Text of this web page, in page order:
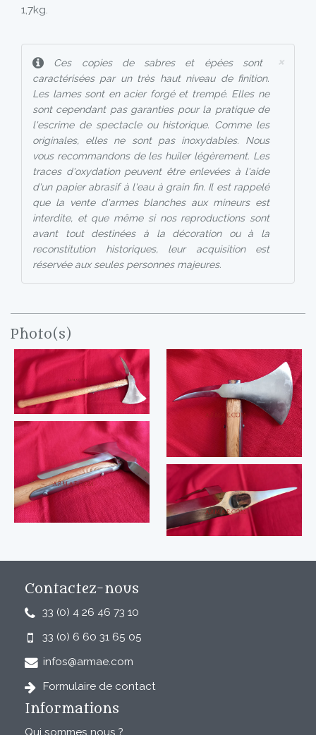
1,7kg.
×
Ces copies de sabres et épées sont
caractérisées par un très haut niveau de finition.
Les lames sont en acier forgé et trempé. Elles ne
sont cependant pas garanties pour la pratique de
l'escrime de spectacle ou historique. Comme les
originales, elles ne sont pas inoxydables. Nous
vous recommandons de les huiler légèrement. Les
traces d'oxydation peuvent être enlevées à l'aide
d'un papier abrasif à l'eau à grain fin. Il est rappelé
que la vente d'armes blanches aux mineurs est
interdite, et que même si nos reproductions sont
avant tout destinées à la décoration ou à la
reconstitution historiques, leur acquisition est
réservée aux seules personnes majeures.
Photo(s)
Contactez-nous
33 (0) 4 26 46 73 10
33 (0) 6 60 31 65 05
infos@armae.com
Formulaire de contact
Informations